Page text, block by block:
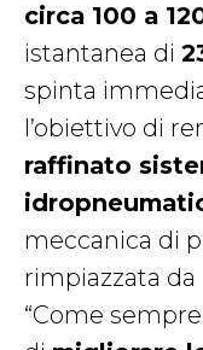
circa 100 a
istantanea di
spinta
l’obiettivo di
raffinato
meccanica di
rimpiazzata da
“Come